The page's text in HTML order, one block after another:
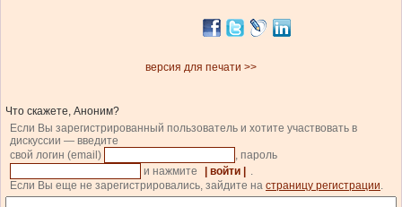
версия для печати >>
Что скажете, Аноним?
Если Вы зарегистрированный пользователь и хотите участвовать в
дискуссии — введите
свой логин (email)
, пароль
и нажмите
| войти |
.
Если Вы еще не зарегистрировались, зайдите на страницу регистрации.